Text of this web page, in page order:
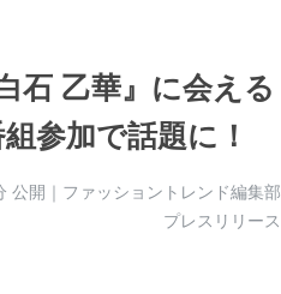
石 乙華』に会える
参加で話題に！
公開｜ファッショントレンド編集部
プレスリリース